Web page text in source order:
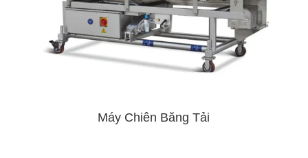
Máy Chiên Băng Tải